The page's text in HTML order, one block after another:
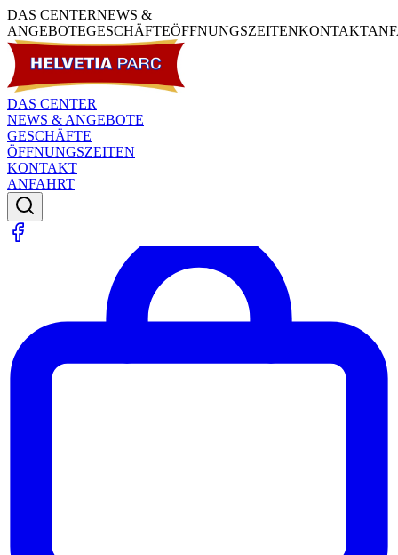
DAS CENTERNEWS &
ANGEBOTEGESCHÄFTEÖFFNUNGSZEITENKONTAKT
DAS CENTER
NEWS & ANGEBOTE
GESCHÄFTE
ÖFFNUNGSZEITEN
KONTAKT
ANFAHRT